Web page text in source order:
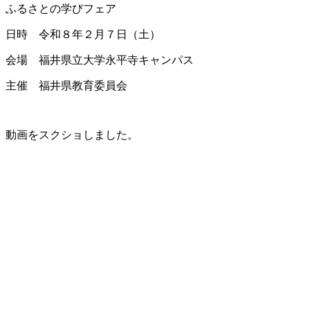
ふるさとの学びフェア
日時 令和８年２月７日（土）
会場 福井県立大学永平寺キャンパス
主催 福井県教育委員会
動画をスクショしました。